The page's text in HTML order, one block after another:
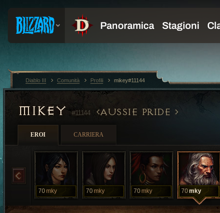
MIKEY#11144 AUSSIE PRIDE
EROI CARRIERA
70mky 70mky 70mky 70mky
Diablo III Comunità Profili mikey#11144